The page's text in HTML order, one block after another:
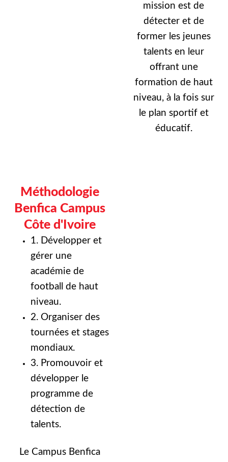
mission est de
détecter et de
former les jeunes
talents en leur
offrant une
formation de haut
niveau, à la fois sur
le plan sportif et
éducatif.
Méthodologie
Benfica Campus
Côte d'Ivoire
1. Développer et
gérer une
académie de
football de haut
niveau.
2. Organiser des
tournées et stages
mondiaux.
3. Promouvoir et
développer le
programme de
détection de
talents.
Le Campus Benfica